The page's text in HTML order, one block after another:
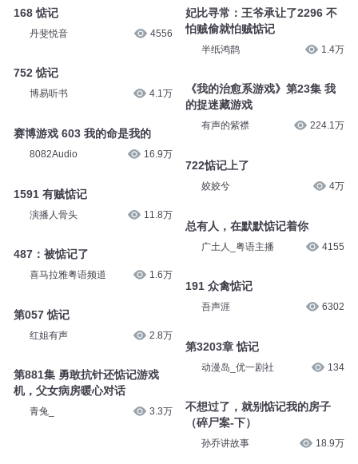
168 惦记
丹斐悦音 4556
752 惦记
博易听书 4.1万
赛博游戏 603 我的命是我的
8082Audio 16.9万
1591 有贼惦记
演播人骨头 11.8万
487：被惦记了
喜马拉雅粤语频道 1.6万
第057 惦记
红姐有声 2.8万
第881集 勇敢抗针还惦记游戏
机，父女病房暖心对话
青兔_ 3.3万
妃比寻常：王爷承让了2296 不
怕贼偷就怕贼惦记
半纸鸿鹊 1.4万
《我的治愈系游戏》第23集 我
的捉迷藏游戏
有声的紫襟 224.1万
722惦记上了
姣姣兮 4万
总有人，在默默惦记着你
广土人_粤语主播 4155
191 众禽惦记
吾声涯 6302
第3203章 惦记
动漫岛_优一剧社 134
不想过了，就别惦记我的房子
（碎尸案-下）
孙乔讲故事 18.9万